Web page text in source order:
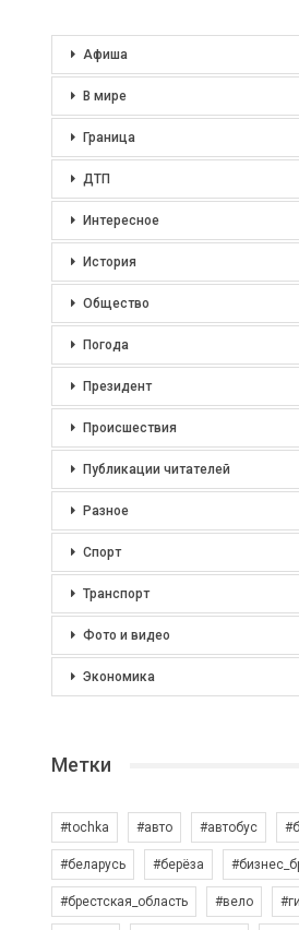
Афиша
В мире
Граница
ДТП
Интересное
История
Общество
Погода
Президент
Происшествия
Публикации читателей
Разное
Спорт
Транспорт
Фото и видео
Экономика
Метки
#tochka #авто #автобус
#беларусь #берёза
#брестская_область #вело